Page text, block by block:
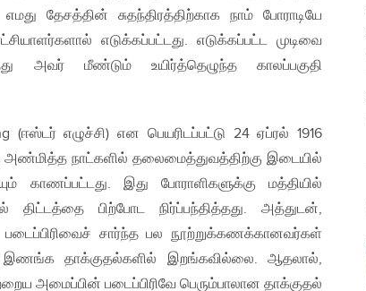
தேசத்தின் சுதந்திரத்திற்காக நாம் போராடியே
எடுக்கப்பட்டது. எடுக்கப்பட்ட முடிவை
அவர் மீண்டும் உயிர்த்தெழுந்த காலப்பகுதி
எழுச்சி) என பெயரிடப்பட்டு 24 ஏப்ரல் 1916
அண்மித்த நாட்களில் தலைமைத்துவத்திற்கு இடையில்
காணப்பட்டது. இது போராளிகளுக்கு மத்தியில்
பிற்போட நிர்ப்பந்தித்தது. அத்துடன்,
சார்ந்த பல நூற்றுக்கணக்கானவர்கள்
இணங்க தாக்குதல்களில் இறங்கவில்லை. ஆதலால்,
அமைப்பின் படைப்பிரிவே பெரும்பாலான தாக்குதல்